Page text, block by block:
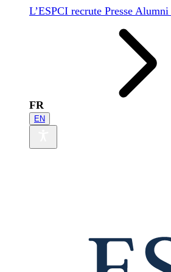
L’ESPCI recrute Presse Alumni
FR
EN